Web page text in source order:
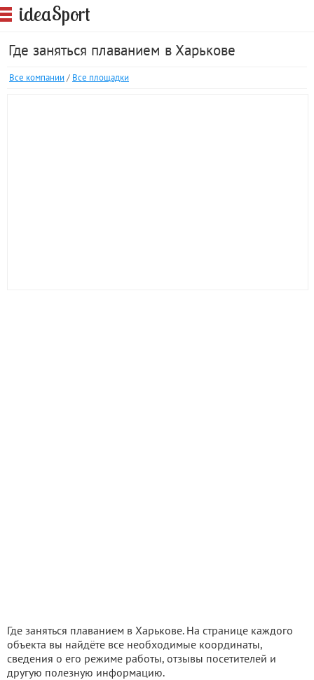
ideaSport
Где заняться плаванием в Харькове
Все компании / Все площадки
Где заняться плаванием в Харькове. На странице каждого
объекта вы найдёте все необходимые координаты,
сведения о его режиме работы, отзывы посетителей и
другую полезную информацию.